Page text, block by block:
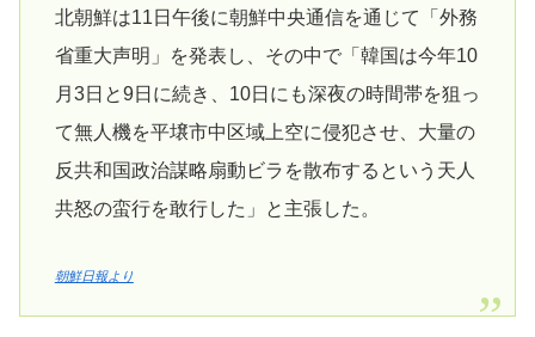
北朝鮮は11日午後に朝鮮中央通信を通じて「外務
省重大声明」を発表し、その中で「韓国は今年10
月3日と9日に続き、10日にも深夜の時間帯を狙っ
て無人機を平壌市中区域上空に侵犯させ、大量の
反共和国政治謀略扇動ビラを散布するという天人
共怒の蛮行を敢行した」と主張した。
朝鮮日報より